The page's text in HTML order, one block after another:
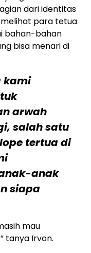
dari identitas
para tetua
bahan-bahan
bisa menari di
kami
arwah
salah satu
tertua di
anak
siapa
mau
tanya Irvon.